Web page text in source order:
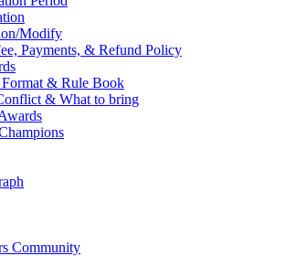
Modify
Payments, & Refund Policy
Format & Rule Book
& What to bring
Community